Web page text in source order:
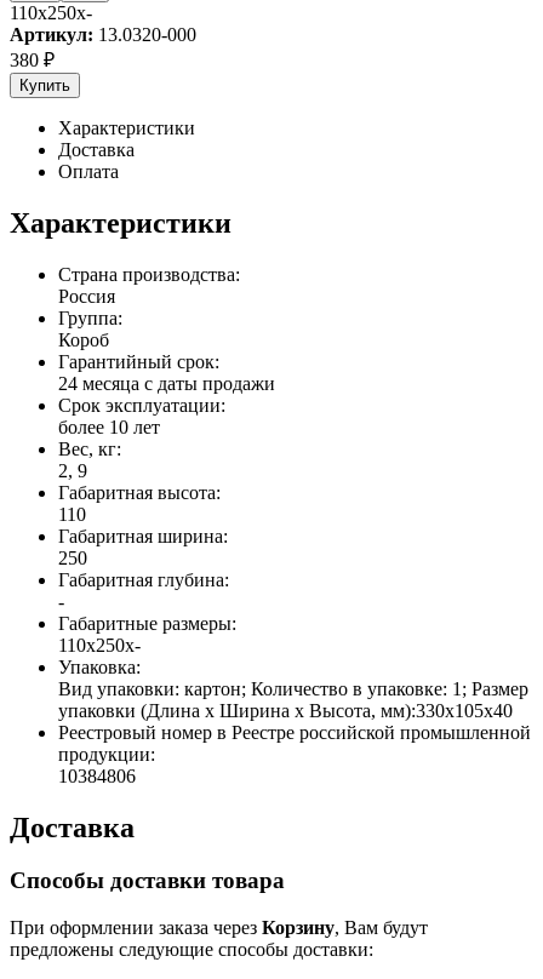
110x250x-
Артикул: 13.0320-000
380 ₽
Купить
Характеристики
Доставка
Оплата
Характеристики
Страна производства:
Россия
Группа:
Короб
Гарантийный срок:
24 месяца с даты продажи
Срок эксплуатации:
более 10 лет
Вес, кг:
2, 9
Габаритная высота:
110
Габаритная ширина:
250
Габаритная глубина:
-
Габаритные размеры:
110x250x-
Упаковка:
Вид упаковки: картон; Количество в упаковке: 1; Размер
упаковки (Длина х Ширина х Высота, мм):330х105х40
Реестровый номер в Реестре российской промышленной
продукции:
10384806
Доставка
Способы доставки товара
При оформлении заказа через Корзину, Вам будут
предложены следующие способы доставки: